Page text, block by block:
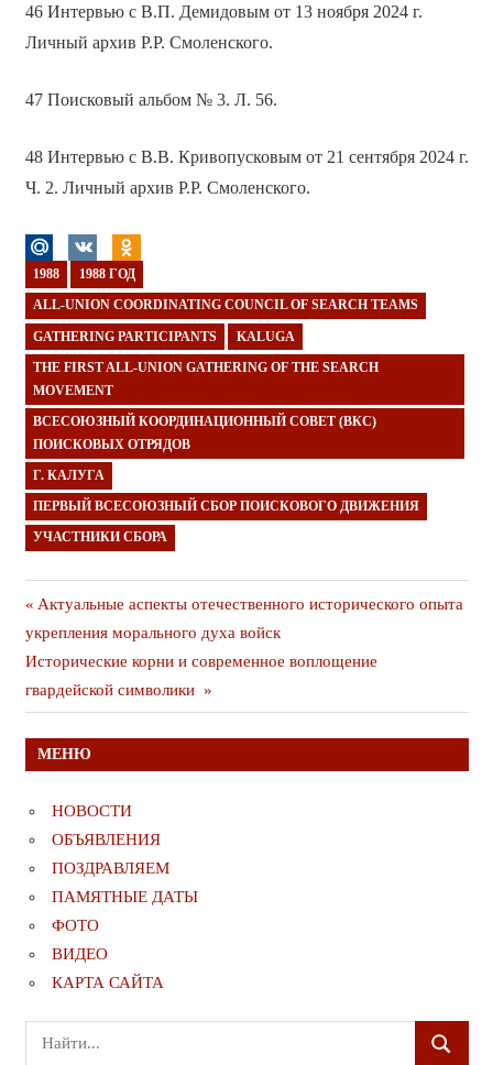
46 Интервью с В.П. Демидовым от 13 ноября 2024 г.
Личный архив Р.Р. Смоленского.
47 Поисковый альбом № 3. Л. 56.
48 Интервью с В.В. Кривопусковым от 21 сентября 2024 г.
Ч. 2. Личный архив Р.Р. Смоленского.
1988 1988 ГОД
ALL-UNION COORDINATING COUNCIL OF SEARCH TEAMS
GATHERING PARTICIPANTS KALUGA
THE FIRST ALL-UNION GATHERING OF THE SEARCH
MOVEMENT
ВСЕСОЮЗНЫЙ КООРДИНАЦИОННЫЙ СОВЕТ (ВКС)
ПОИСКОВЫХ ОТРЯДОВ
Г. КАЛУГА
ПЕРВЫЙ ВСЕСОЮЗНЫЙ СБОР ПОИСКОВОГО ДВИЖЕНИЯ
УЧАСТНИКИ СБОРА
Навигация
по
записям
Предыдущая
публикация
Актуальные аспекты отечественного исторического опыта
укрепления морального духа войск
Следующая
публикация
Исторические корни и современное воплощение
гвардейской символики
МЕНЮ
НОВОСТИ
ОБЪЯВЛЕНИЯ
ПОЗДРАВЛЯЕМ
ПАМЯТНЫЕ ДАТЫ
ФОТО
ВИДЕО
КАРТА САЙТА
Поиск
ПОИСК